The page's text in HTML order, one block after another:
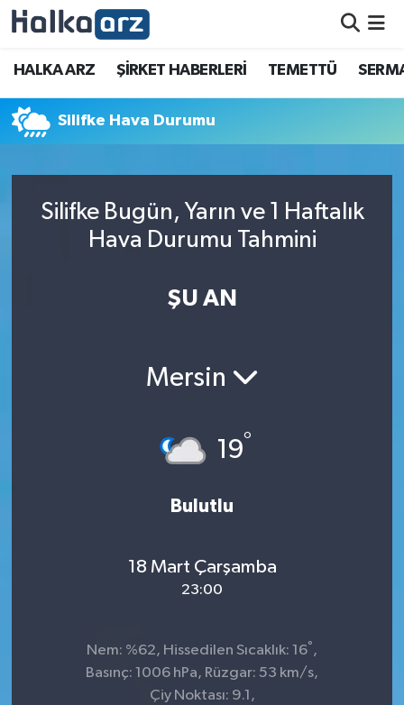
HALKA ARZ ŞİRKET HABERLERİ TEMETTÜ
Silifke Hava Durumu
Silifke Bugün, Yarın ve 1 Haftalık
Hava Durumu Tahmini
ŞU AN
Mersin
19°
Bulutlu
18 Mart Çarşamba
23:00
Nem: %62, Hissedilen Sıcaklık: 16°,
Basınç: 1006 hPa, Rüzgar: 53 km/s,
Çiy Noktası: 9.1,
HALKA ARZ
SERMAYE ARTIRIMI
TEMETTÜ
İletişim